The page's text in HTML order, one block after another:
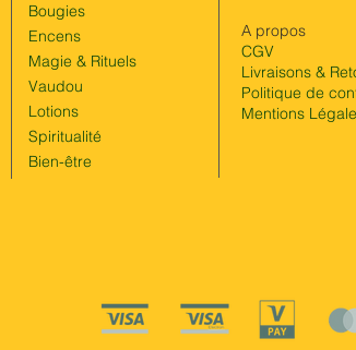
Bougies
Encens
Magie & Rituels
Vaudou
Lotions
Spiritualité
Bien-être
A propos
CGV
Livraisons &
Politique de
Mentions